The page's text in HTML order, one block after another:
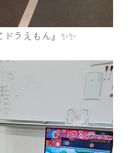
ドラえもん』✨✨